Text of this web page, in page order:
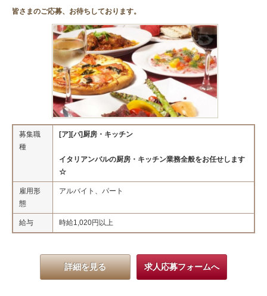
皆さまのご応募、お待ちしております。
募集職
種
[ア][パ]厨房・キッチン
イタリアンバルの厨房・キッチン業務全般をお任せします
☆
雇用形
態
アルバイト、パート
給与 時給1,020円以上
詳細を見る 求人応募フォームへ